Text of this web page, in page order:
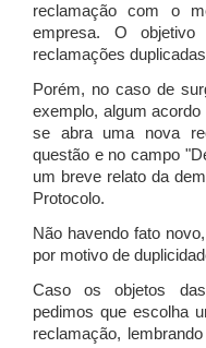
reclamação com o
empresa. O
reclamações
Porém, no caso de
exemplo, algum
se abra uma nova
questão e no campo
um breve relato da
Protocolo.
Não havendo fato
por motivo de
Caso os objetos
pedimos que escolha
reclamação,